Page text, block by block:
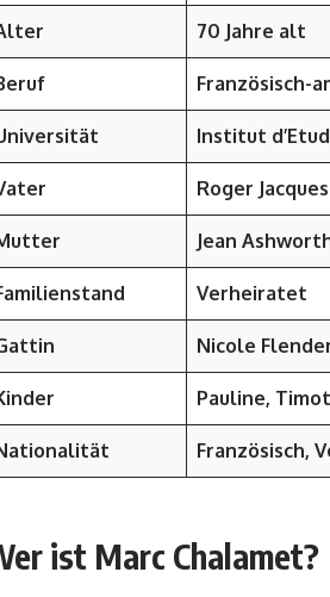
70 Jahre alt
Französisch-
Institut
Roger
Jean
Verheiratet
Nicole
Pauline,
Französisch,
ist Marc Chalamet?